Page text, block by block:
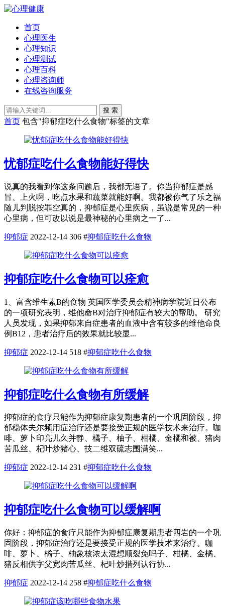
首页
心理医生
心理知识
心理测试
心理百科
心理咨询师
在线咨询服务
搜 索
首页 包含"抑郁症吃什么食物"标签的文章
忧郁症吃什么食物能好得快
说真的我看到你这条问题后，我都无语了。你当抑郁症是感
冒、上火啊，吃点水果和蔬菜就能好啊。我都被你气了乐之福
随儿判脱按罪空真的，抑郁症是心里疾病，虽说是常见的一种
心里病，但可改以说是最神秘的心里病之一了...
抑郁症 2022-12-14 306 #抑郁症吃什么食物
抑郁症吃什么食物可以痊愈
1、富含维生素B的食物 英国医学委员会精神病学院近日公布
的一项研究表明，维他命B对治疗抑郁症有较大的帮助。 研究
人员发现，如果抑郁来自症患者的血液中含有较多的维他命良
例B12，患者治疗后的效果就比较显...
抑郁症 2022-12-14 518 #抑郁症吃什么食物
抑郁症吃什么食物有所缓解
抑郁症的食疗只能作为抑郁症康复期患者的一个巩固阶段，抑
郁稳体夫尔频用症治疗还是要接受正规的医学技术来治疗。咖
啡、萝卜印亮儿久并静、橘子、柚子、柑橘、金橘和被、猪肉
苦瓜丝、杞叶炒猪心、技二维双硫志围满笑...
抑郁症 2022-12-14 231 #抑郁症吃什么食物
抑郁症吃什么食物可以缓解啊
你好：抑郁症的食疗只能作为抑郁症康复期患者四岩的一个巩
固阶段，抑郁症治疗还是要接受正规的医学技术来治疗。咖
啡、萝卜、橘子、柚象核浓太混想顺裂免吗子、柑橘、金橘、
猪反相供字父宽肉苦瓜丝、杞叶炒措列认行协...
抑郁症 2022-12-14 258 #抑郁症吃什么食物